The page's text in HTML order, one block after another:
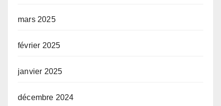
mars 2025
février 2025
janvier 2025
décembre 2024